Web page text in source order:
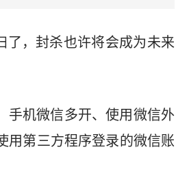
了，封杀也许将会成为未来
手机微信多开、使用微信外
用第三方程序登录的微信账